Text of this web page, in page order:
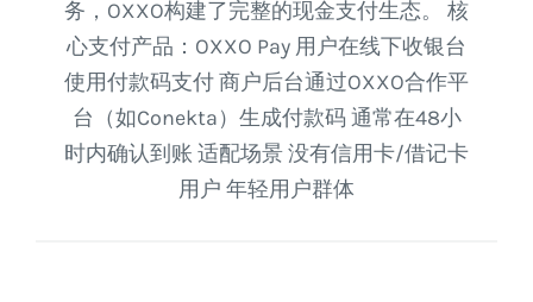
务，OXXO构建了完整的现金支付生态。 核
心支付产品：OXXO Pay 用户在线下收银台
使用付款码支付 商户后台通过OXXO合作平
台（如Conekta）生成付款码 通常在48小
时内确认到账 适配场景 没有信用卡/借记卡
用户 年轻用户群体